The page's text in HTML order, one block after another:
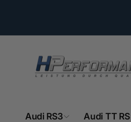
Audi RS3 Audi TT RS